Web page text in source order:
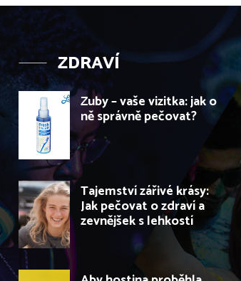
ZDRAVÍ
Zuby – vaše vizitka: jak o
ně správně pečovat?
Tajemství zářivé krásy:
Jak pečovat o zdraví a
zevnějšek s lehkostí